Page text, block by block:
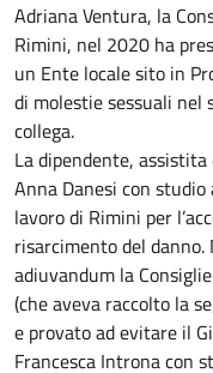
Adriana Ventura, la
Rimini, nel 2020 ha
un Ente locale sito in
di molestie sessuali nel
collega.
La dipendente,
Anna Danesi con
lavoro di Rimini per
risarcimento del
adiuvandum la
(che aveva raccolto la
e provato ad evitare il
Francesca Introna con